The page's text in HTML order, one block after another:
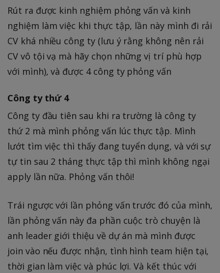
Rút ra được kinh nghiệm phỏng vấn và kinh
nghiệm làm việc khi thực tập, lần này mình đi rải
CV khá nhiều công ty (lưu ý rằng không nên rải
CV vô tội vạ mà hãy chọn những vị trí phù hợp
với mình), và được 4 công ty phỏng vấn
Công ty thứ 4
Công ty đầu tiên sau khi ra trường là công ty
thứ 2 mà mình phỏng vấn lúc thực tập. Mình
lướt tìm việc thì thấy đang tuyển dụng, và với sự
tự tin sau 2 tháng thực tập thì mình không ngại
apply lần nữa. Phỏng vấn thôi!
Trái ngược với lần phỏng vấn trước đó của mình,
lần phỏng vấn này đa phần cuộc trò chuyện là
anh leader giới thiệu về dự án mà mình được
join vào nếu được nhận, tình hình team hiện tại,
thời gian làm việc và phúc lợi. Và kết thúc với